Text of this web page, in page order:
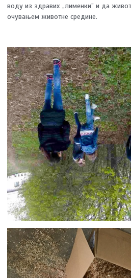
воду из здравих „лименки” и да
очувањем животне средине.